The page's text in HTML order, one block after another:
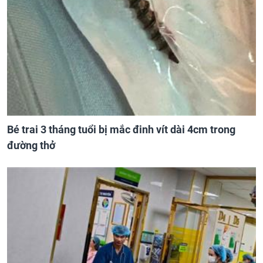
Bé trai 3 tháng tuổi bị mắc đinh vít dài 4cm trong
đường thở